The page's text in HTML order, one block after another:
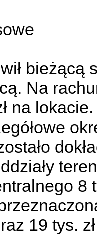
bieżącą
Na
na
8
19 tys.